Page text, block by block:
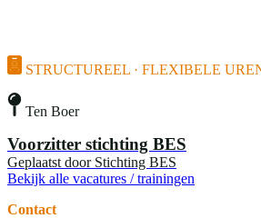
STRUCTUREEL · FLEXIBELE
Ten Boer
Voorzitter stichting BES
Geplaatst door Stichting BES
Bekijk alle vacatures / trainingen
Contact